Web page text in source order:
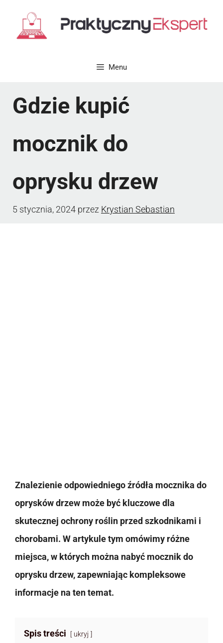
Menu
Gdzie kupić
mocznik do
oprysku drzew
5 stycznia, 2024 przez Krystian Sebastian
Znalezienie odpowiedniego źródła mocznika do
oprysków drzew może być kluczowe dla
skutecznej ochrony roślin przed szkodnikami i
chorobami. W artykule tym omówimy różne
miejsca, w których można nabyć mocznik do
oprysku drzew, zapewniając kompleksowe
informacje na ten temat.
Spis treści ukryj